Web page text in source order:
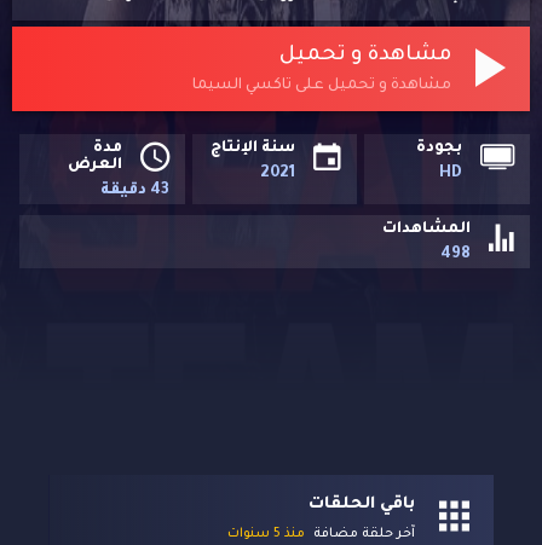
مشاهدة و تحميل
مشاهدة و تحميل على تاكسي السيما
بجودة
HD
سنة الإنتاج
2021
مدة
العرض
43 دقيقة
المشاهدات
498
باقي الحلقات
آخر حلقة مضافة منذ 5 سنوات